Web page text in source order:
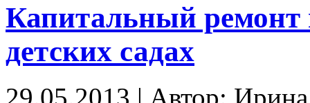
Капитальный ремонт
детских садах
29.05.2013 | Автор: